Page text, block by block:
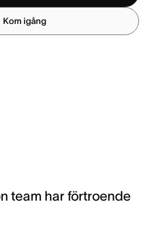
Kom igång
team har förtroende